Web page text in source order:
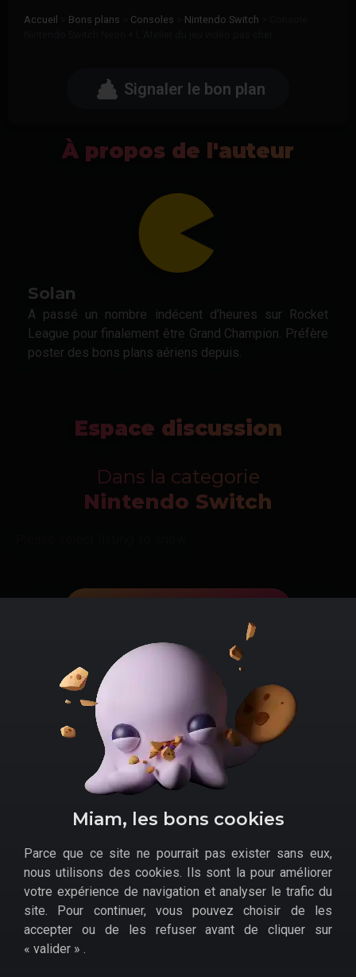
Accueil Bons plans Consoles Nintendo Switch
Signaler le bon plan
À propos de l'auteur
Solan
A passé un nombre indécent d’heures sur Rocket
League pour finalement être Grand Champion. Préfère
poster des bons plans aériens depuis.
Espace discussion
Dans la categorie
Nintendo Switch
Dossiers
Précommandes
Évènements
promotionnels
Informations générales
Politique de confidentialité
Mentions légales
Miam, les bons cookies
Parce que ce site ne pourrait pas exister sans eux,
nous utilisons des cookies. Ils sont la pour améliorer
votre expérience de navigation et analyser le trafic du
site. Pour continuer, vous pouvez choisir de les
accepter ou de les refuser avant de cliquer sur
« valider » .